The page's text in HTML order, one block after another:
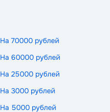
На 70000 рублей
На 60000 рублей
На 25000 рублей
На 3000 рублей
На 5000 рублей